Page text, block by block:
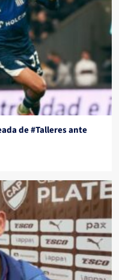
de #Talleres ante